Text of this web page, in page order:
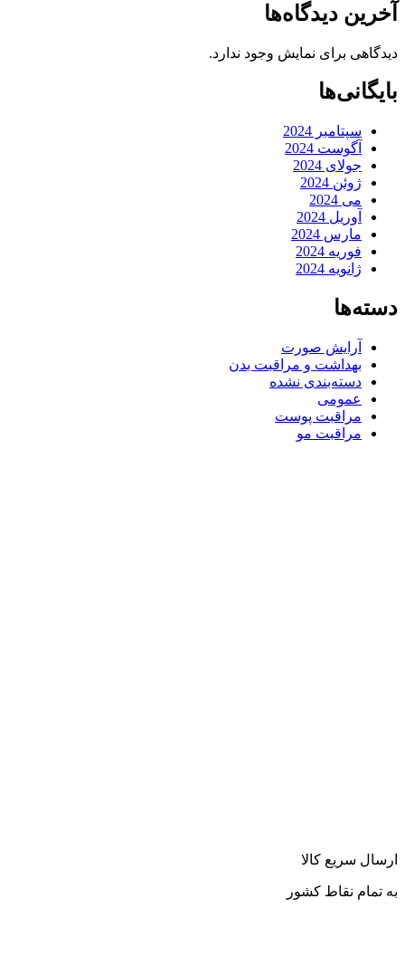
آخرین دیدگاه‌ها
دیدگاهی برای نمایش وجود ندارد.
بایگانی‌ها
سپتامبر 2024
آگوست 2024
جولای 2024
ژوئن 2024
می 2024
آوریل 2024
مارس 2024
فوریه 2024
ژانویه 2024
دسته‌ها
آرایش صورت
بهداشت و مراقبت بدن
دسته‌بندی نشده
عمومی
مراقبت پوست
مراقبت مو
ارسال سریع کالا
به تمام نقاط کشور